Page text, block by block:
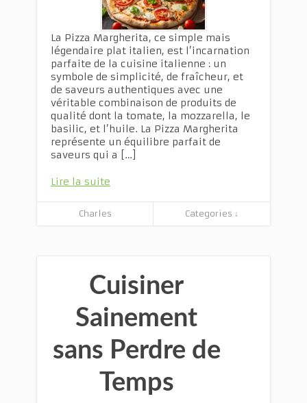
La Pizza Margherita, ce simple mais
légendaire plat italien, est l’incarnation
parfaite de la cuisine italienne : un
symbole de simplicité, de fraîcheur, et
de saveurs authentiques avec une
véritable combinaison de produits de
qualité dont la tomate, la mozzarella, le
basilic, et l’huile. La Pizza Margherita
représente un équilibre parfait de
saveurs qui a […]
Lire la suite
Charles Categories ↓
Cuisiner
Sainement
sans Perdre de
Temps